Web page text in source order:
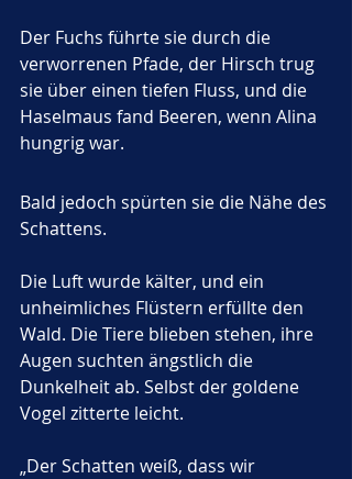
Der Fuchs führte sie durch die
verworrenen Pfade, der Hirsch trug
sie über einen tiefen Fluss, und die
Haselmaus fand Beeren, wenn Alina
hungrig war.
Bald jedoch spürten sie die Nähe des
Schattens.
Die Luft wurde kälter, und ein
unheimliches Flüstern erfüllte den
Wald. Die Tiere blieben stehen, ihre
Augen suchten ängstlich die
Dunkelheit ab. Selbst der goldene
Vogel zitterte leicht.
„Der Schatten weiß, dass wir